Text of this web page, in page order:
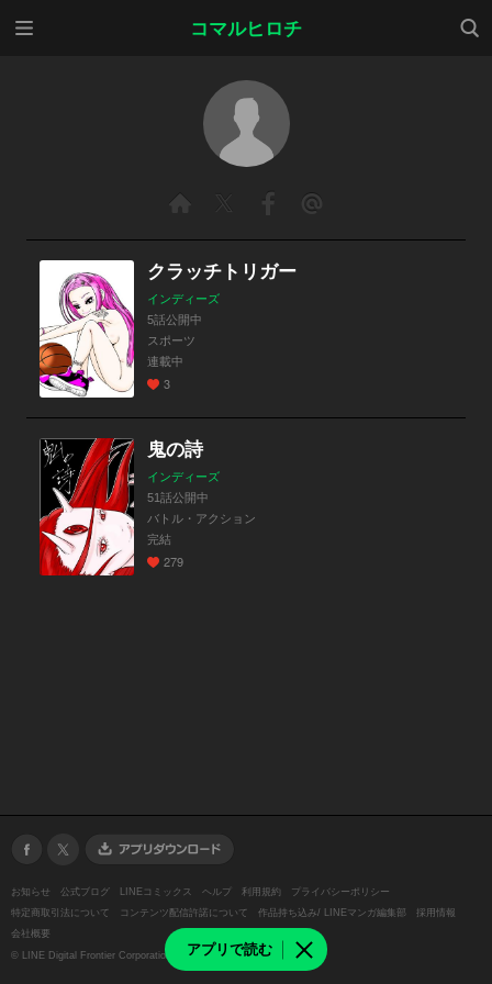
コマルヒロチ
検索
アプリで読む
クラッチトリガー
インディーズ
5話公開中
スポーツ
連載中
3
鬼の詩
インディーズ
51話公開中
バトル・アクション
完結
279
お知らせ 公式ブログ LINEコミックス ヘルプ 利用規約
プライバシーポリシー
特定商取引法について
コンテンツ配信許諾について 作品持ち込み/ LINEマンガ編集部
採用情報
会社概要
© LINE Digital Frontier Corporation